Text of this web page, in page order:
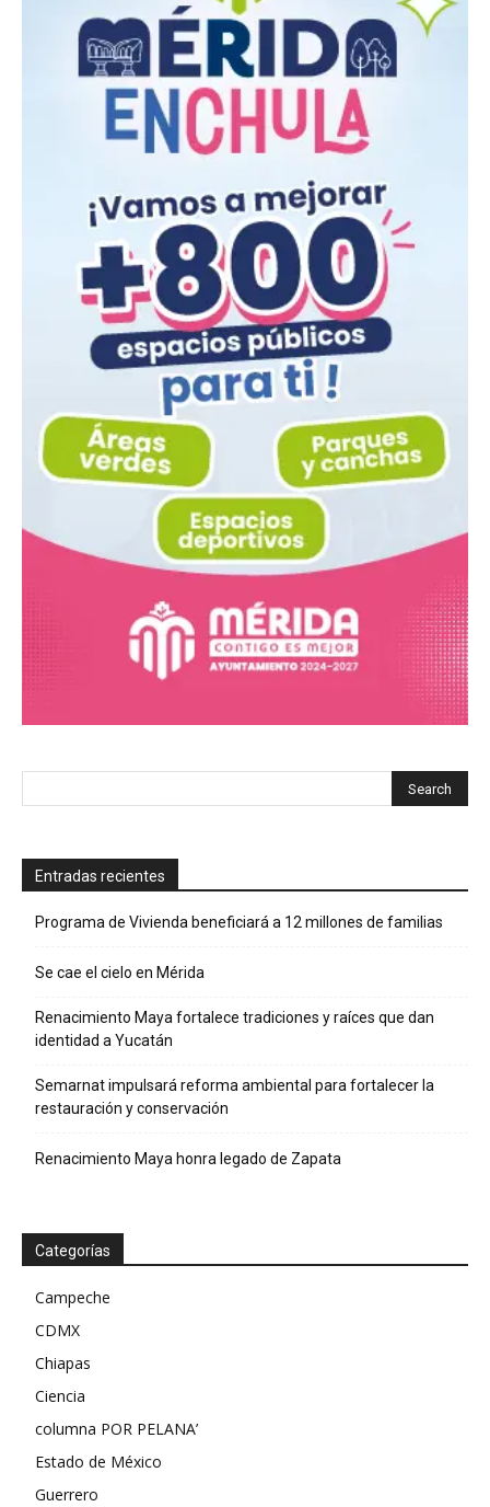
Entradas recientes
Programa de Vivienda beneficiará a 12 millones de familias
Se cae el cielo en Mérida
Renacimiento Maya fortalece tradiciones y raíces que dan
identidad a Yucatán
Semarnat impulsará reforma ambiental para fortalecer la
restauración y conservación
Renacimiento Maya honra legado de Zapata
Categorías
Campeche
CDMX
Chiapas
Ciencia
columna POR PELANA’
Estado de México
Guerrero